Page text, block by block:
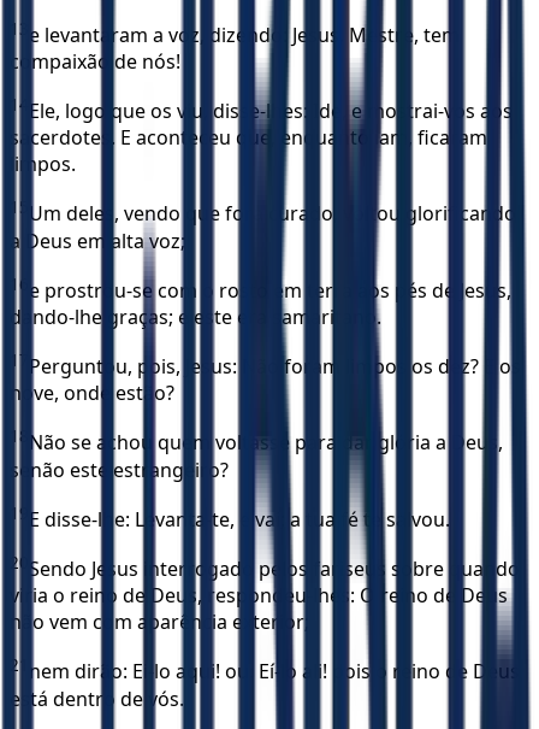
13 e levantaram a voz, dizendo: Jesus, Mestre, tem
compaixão de nós!
14 Ele, logo que os viu, disse-lhes: Ide, e mostrai-vos aos
sacerdotes. E aconteceu que, enquanto iam, ficaram
limpos.
15 Um deles, vendo que fora curado, voltou glorificando
a Deus em alta voz;
16 e prostrou-se com o rosto em terra aos pés de Jesus,
dando-lhe graças; e este era samaritano.
17 Perguntou, pois, Jesus: Não foram limpos os dez? E os
nove, onde estão?
18 Não se achou quem voltasse para dar glória a Deus,
senão este estrangeiro?
19 E disse-lhe: Levanta-te, e vai; a tua fé te salvou.
20 Sendo Jesus interrogado pelos fariseus sobre quando
viria o reino de Deus, respondeu-lhes: O reino de Deus
não vem com aparência exterior;
21
nem dirão: Ei-lo aqui! ou: Eí-lo ali! pois o reino de Deus
está dentro de vós.